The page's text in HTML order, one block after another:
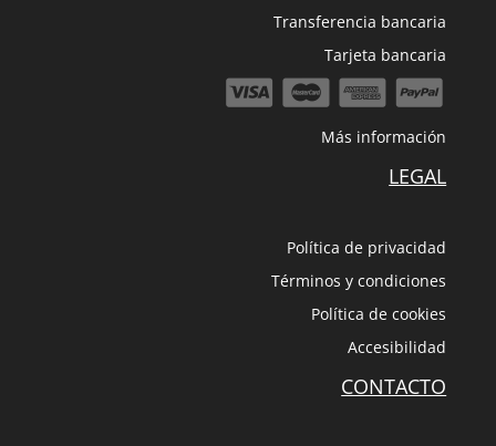
Transferencia bancaria
Tarjeta bancaria
Más información
LEGAL
Política de privacidad
Términos y condiciones
Política de cookies
Accesibilidad
CONTACTO